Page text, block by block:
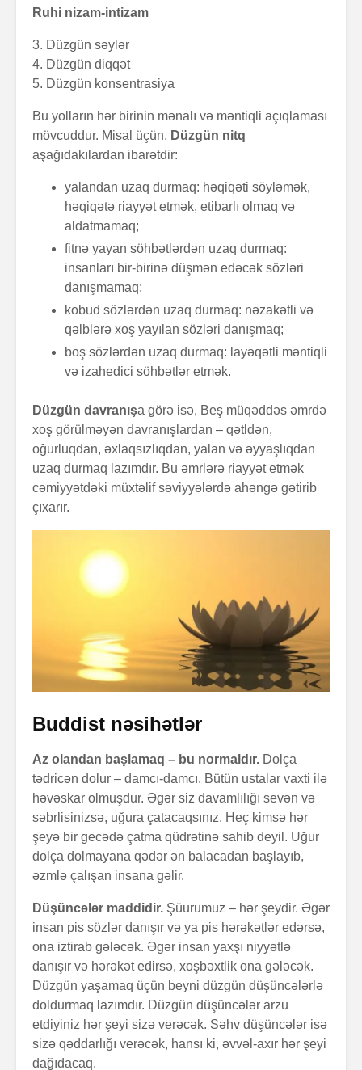
Ruhi nizam-intizam
3. Düzgün səylər
4. Düzgün diqqət
5. Düzgün konsentrasiya
Bu yolların hər birinin mənalı və məntiqli açıqlaması
mövcuddur. Misal üçün, Düzgün nitq
aşağıdakılardan ibarətdir:
yalandan uzaq durmaq: həqiqəti söyləmək,
həqiqətə riayyət etmək, etibarlı olmaq və
aldatmamaq;
fitnə yayan söhbətlərdən uzaq durmaq:
insanları bir-birinə düşmən edəcək sözləri
danışmamaq;
kobud sözlərdən uzaq durmaq: nəzakətli və
qəlblərə xoş yayılan sözləri danışmaq;
boş sözlərdən uzaq durmaq: layəqətli məntiqli
və izahedici söhbətlər etmək.
Düzgün davranışa görə isə, Beş müqəddəs əmrdə
xoş görülməyən davranışlardan – qətldən,
oğurluqdan, əxlaqsızlıqdan, yalan və əyyaşlıqdan
uzaq durmaq lazımdır. Bu əmrlərə riayyət etmək
cəmiyyətdəki müxtəlif səviyyələrdə ahəngə gətirib
çıxarır.
Buddist nəsihətlər
Az olandan başlamaq – bu normaldır. Dolça
tədricən dolur – damcı-damcı. Bütün ustalar vaxti ilə
həvəskar olmuşdur. Əgər siz davamlılığı sevən və
səbrlisinizsə, uğura çatacaqsınız. Heç kimsə hər
şeyə bir gecədə çatma qüdrətinə sahib deyil. Uğur
dolça dolmayana qədər ən balacadan başlayıb,
əzmlə çalışan insana gəlir.
Düşüncələr maddidir. Şüurumuz – hər şeydir. Əgər
insan pis sözlər danışır və ya pis hərəkətlər edərsə,
ona iztirab gələcək. Əgər insan yaxşı niyyətlə
danışır və hərəkət edirsə, xoşbəxtlik ona gələcək.
Düzgün yaşamaq üçün beyni düzgün düşüncələrlə
doldurmaq lazımdır. Düzgün düşüncələr arzu
etdiyiniz hər şeyi sizə verəcək. Səhv düşüncələr isə
sizə qəddarlığı verəcək, hansı ki, əvvəl-axır hər şeyi
dağıdacaq.